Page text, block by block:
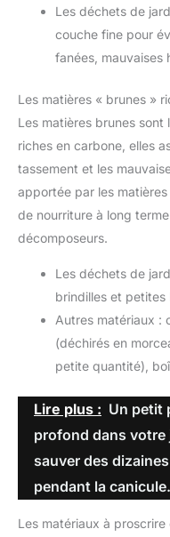
Les déchets de
couche fine pour
fanées, mauvaises
Les matières « brunes »
Les matières brunes
riches en carbone, elles
tassement et les
apportée par les
de nourriture à long
décomposeurs.
Les déchets de
brindilles et petites
Autres matériaux :
(déchirés en
petite quantité),
Lire plus : Un petit
profond dans votre
sauver des
pendant la canicule.
Les matériaux à